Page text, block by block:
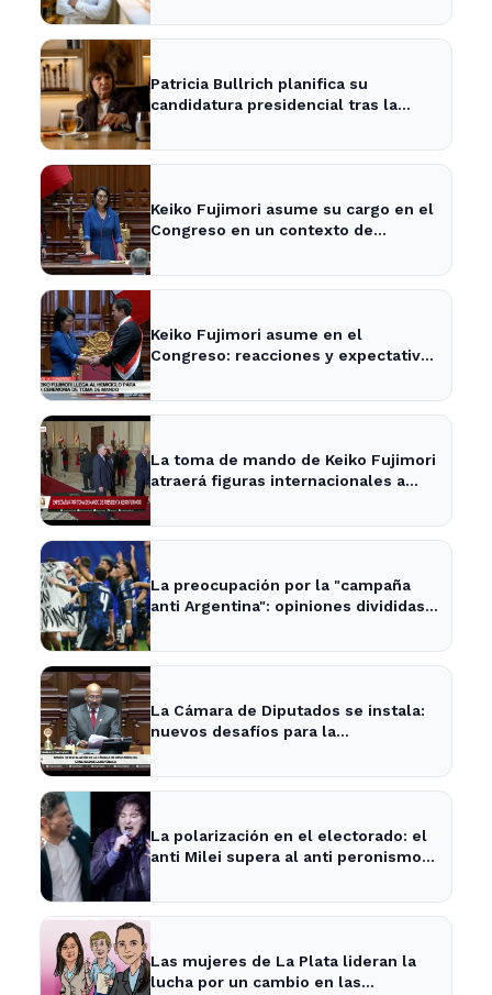
Patricia Bullrich planifica su
candidatura presidencial tras la
Keiko Fujimori asume su cargo en el
Congreso en un contexto de
Keiko Fujimori asume en el
Congreso: reacciones y expectativas
La toma de mando de Keiko Fujimori
atraerá figuras internacionales a
La preocupación por la "campaña
anti Argentina": opiniones divididas
La Cámara de Diputados se instala:
nuevos desafíos para la
La polarización en el electorado: el
anti Milei supera al anti peronismo
Las mujeres de La Plata lideran la
lucha por un cambio en las